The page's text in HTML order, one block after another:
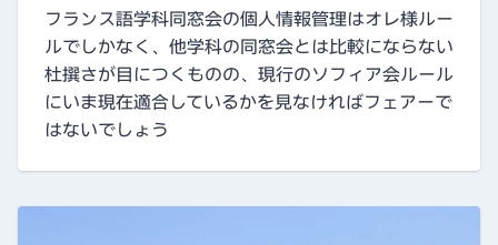
フランス語学科同窓会の個人情報管理はオレ様ルー
ルでしかなく、他学科の同窓会とは比較にならない
杜撰さが目につくものの、現行のソフィア会ルール
にいま現在適合しているかを見なければフェアーで
はないでしょう